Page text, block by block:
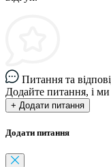
Питання та
Додайте питання, і
+ Додати питання
Додати питання